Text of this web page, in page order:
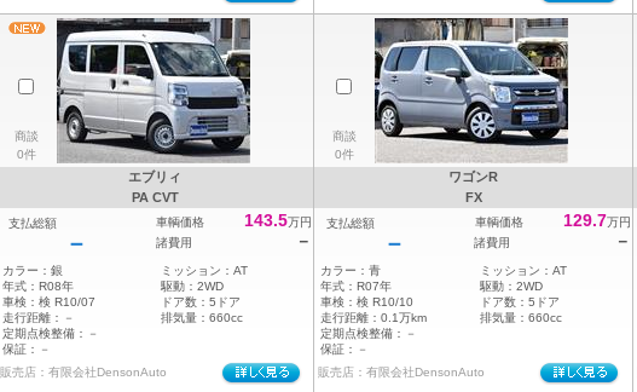
商談
0件
エブリィ
PA CVT
支払総額
－
車輌価格 143.5万円
諸費用
－
カラー： 銀 ミッション： AT
年式： R08年 駆動： 2WD
車検： 検 R10/07 ドア数： 5ドア
走行距離：
－ 排気量： 660cc
定期点検整備：
－
保証：
－
販売店：有限会社DensonAuto
商談
0件
ワゴンR
FX
支払総額
－
車輌価格 129.7万円
諸費用
－
カラー： 青 ミッション： AT
年式： R07年 駆動： 2WD
車検： 検 R10/10 ドア数： 5ドア
走行距離： 0.1万km 排気量： 660cc
定期点検整備：
－
保証：
－
販売店：有限会社DensonAuto